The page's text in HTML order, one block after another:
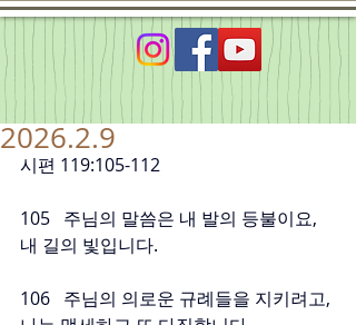
2026.2.9
시편 119:105-112
105   주님의 말씀은 내 발의 등불이요,
내 길의 빛입니다.
106   주님의 의로운 규례들을 지키려고,